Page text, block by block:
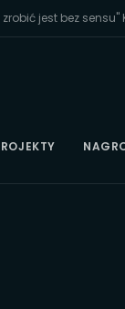
jest bez sensu"